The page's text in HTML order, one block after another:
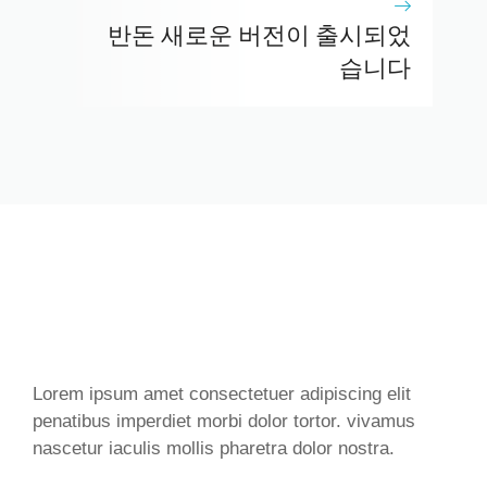
반돈 새로운 버전이 출시되었
습니다
Lorem ipsum amet consectetuer adipiscing elit
penatibus imperdiet morbi dolor tortor. vivamus
nascetur iaculis mollis pharetra dolor nostra.